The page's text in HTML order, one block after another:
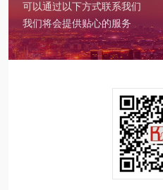
可以通过以下方式联系我们
我们将会提供贴心的服务